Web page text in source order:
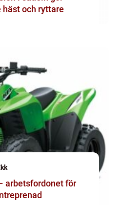
och ryttare
arbetsfordonet för